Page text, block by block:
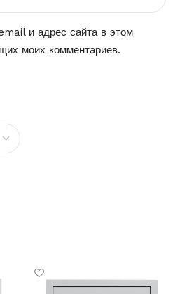
и адрес сайта в этом
моих комментариев.